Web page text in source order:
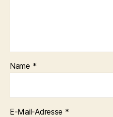
Name *
E-Mail-Adresse *